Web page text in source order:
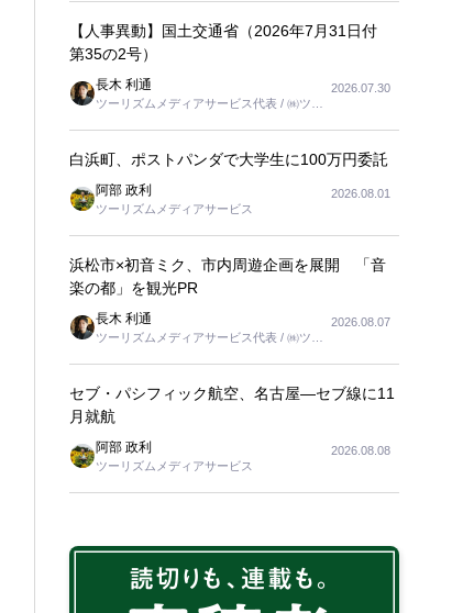
【人事異動】国土交通省（2026年7月31日付
第35の2号）
長木 利通
ツーリズムメディアサービス代表 / ㈱ツー
2026.07.30
白浜町、ポストパンダで大学生に100万円委託
阿部 政利
ツーリズムメディアサービス
2026.08.01
浜松市×初音ミク、市内周遊企画を展開 「音
楽の都」を観光PR
長木 利通
ツーリズムメディアサービス代表 / ㈱ツー
2026.08.07
セブ・パシフィック航空、名古屋―セブ線に11
月就航
阿部 政利
ツーリズムメディアサービス
2026.08.08